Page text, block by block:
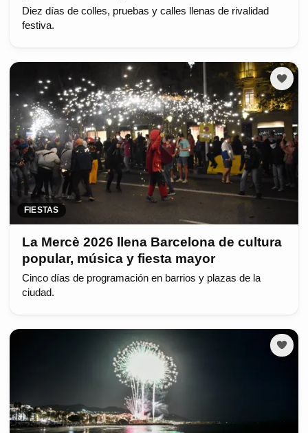
Diez días de colles, pruebas y calles llenas de rivalidad
festiva.
FIESTAS
La Mercè 2026 llena Barcelona de cultura
popular, música y fiesta mayor
Cinco días de programación en barrios y plazas de la
ciudad.